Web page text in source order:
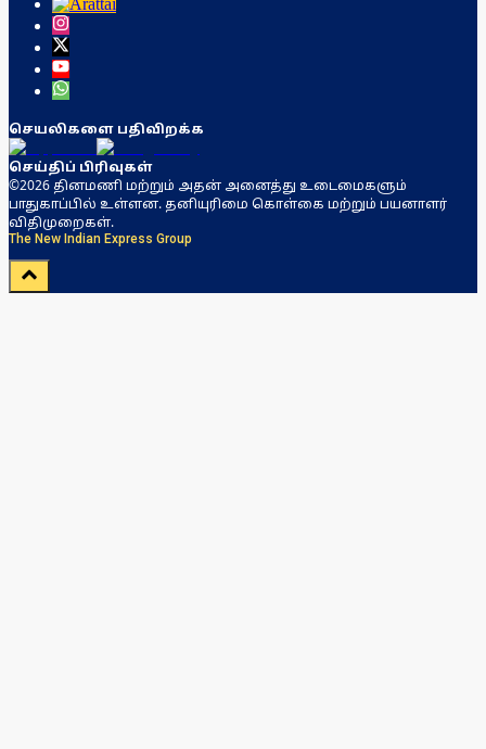
செயலிகளை பதிவிறக்க
செய்திப் பிரிவுகள்
©2026 தினமணி மற்றும் அதன் அனைத்து உடைமைகளும்
பாதுகாப்பில் உள்ளன. தனியுரிமை கொள்கை மற்றும் பயனாளர்
விதிமுறைகள்.
The New Indian Express Group